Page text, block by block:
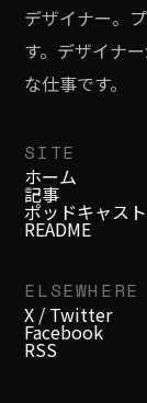
デザイナー。
す。デザイナ
な仕事です。
SITE
ホーム
記事
ポッドキャスト
README
ELSEWHERE
X / Twitter
Facebook
RSS